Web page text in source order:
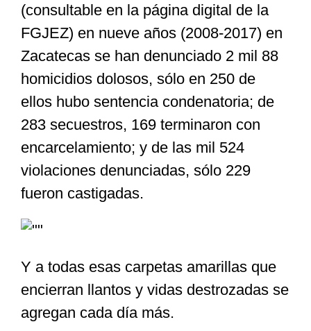
(consultable en la página digital de la
FGJEZ) en nueve años (2008-2017) en
Zacatecas se han denunciado 2 mil 88
homicidios dolosos, sólo en 250 de
ellos hubo sentencia condenatoria; de
283 secuestros, 169 terminaron con
encarcelamiento; y de las mil 524
violaciones denunciadas, sólo 229
fueron castigadas.
Y a todas esas carpetas amarillas que
encierran llantos y vidas destrozadas se
agregan cada día más.